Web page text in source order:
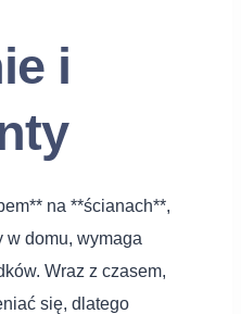
i
na **ścianach**,
w domu, wymaga
Wraz z czasem,
się, dlatego